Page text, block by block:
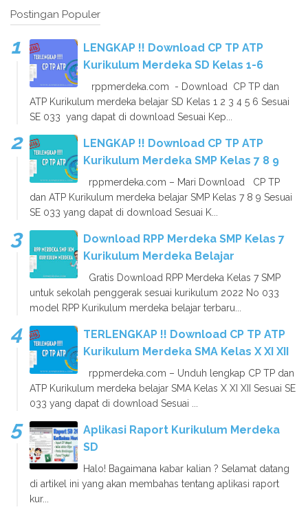
Postingan Populer
LENGKAP !! Download CP TP ATP
Kurikulum Merdeka SD Kelas 1-6
rppmerdeka.com - Download CP TP dan
ATP Kurikulum merdeka belajar SD Kelas 1 2 3 4 5 6 Sesuai
SE 033 yang dapat di download Sesuai Kep...
LENGKAP !! Download CP TP ATP
Kurikulum Merdeka SMP Kelas 7 8 9
rppmerdeka.com – Mari Download CP TP
dan ATP Kurikulum merdeka belajar SMP Kelas 7 8 9 Sesuai
SE 033 yang dapat di download Sesuai K...
Download RPP Merdeka SMP Kelas 7
Kurikulum Merdeka Belajar
Gratis Download RPP Merdeka Kelas 7 SMP
untuk sekolah penggerak sesuai kurikulum 2022 No 033
model RPP Kurikulum merdeka belajar terbaru...
TERLENGKAP !! Download CP TP ATP
Kurikulum Merdeka SMA Kelas X XI XII
rppmerdeka.com – Unduh lengkap CP TP dan
ATP Kurikulum merdeka belajar SMA Kelas X XI XII Sesuai SE
033 yang dapat di download Sesuai ...
Aplikasi Raport Kurikulum Merdeka
SD
Halo! Bagaimana kabar kalian ? Selamat datang
di artikel ini yang akan membahas tentang aplikasi raport
kur...